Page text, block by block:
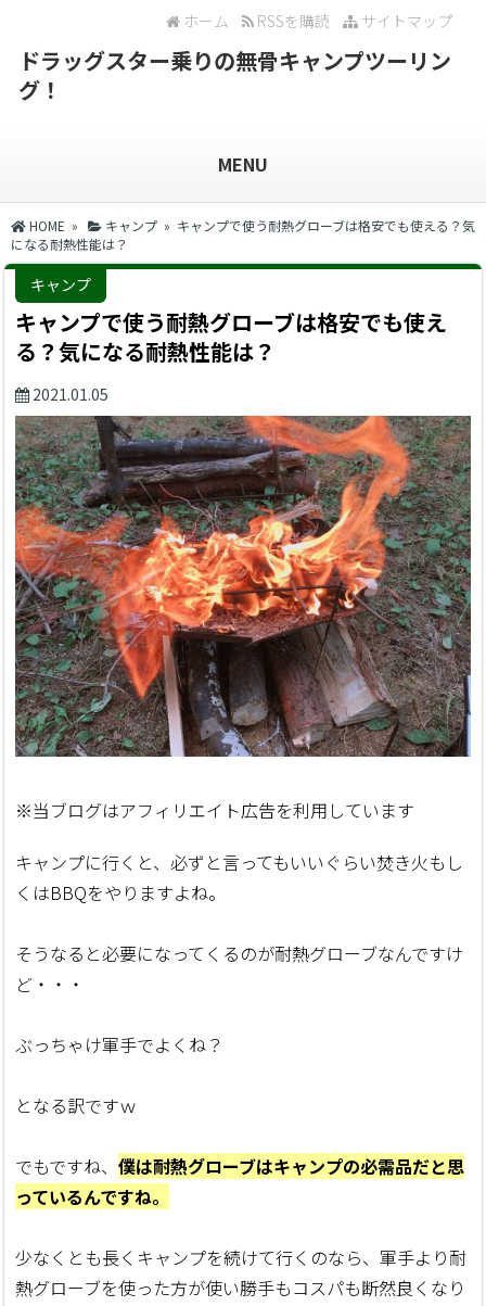
サイトマップ
RSSを購読
ホーム
ドラッグスター乗りの無骨キャンプツーリン
グ！
MENU
HOME » キャンプ » キャンプで使う耐熱グローブは格安でも使える？気
になる耐熱性能は？
キャンプ
キャンプで使う耐熱グローブは格安でも使え
る？気になる耐熱性能は？
2021.01.05
※当ブログはアフィリエイト広告を利用しています
キャンプに行くと、必ずと言ってもいいぐらい焚き火もし
くはBBQをやりますよね。
そうなると必要になってくるのが耐熱グローブなんですけ
ど・・・
ぶっちゃけ軍手でよくね？
となる訳ですｗ
でもですね、僕は耐熱グローブはキャンプの必需品だと思
っているんですね。
少なくとも長くキャンプを続けて行くのなら、軍手より耐
熱グローブを使った方が使い勝手もコスパも断然良くなり